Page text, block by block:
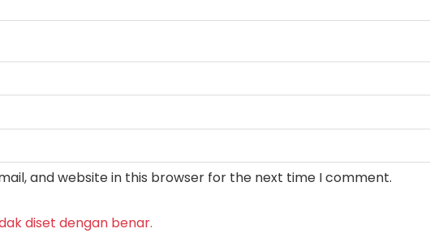
and website in this browser for the next time I comment.
diset dengan benar.